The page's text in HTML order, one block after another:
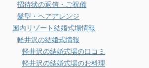
招待状の返信・ご祝儀
髪型・ヘアアレンジ
国内リゾート結婚式場情報
軽井沢の結婚式情報
軽井沢の結婚式場の口コミ
軽井沢の結婚式場のお料理